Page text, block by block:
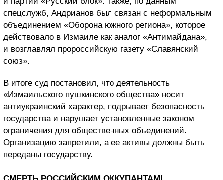
спецслужб, Андрианов был связан с неформальным
объединением «Оборона южного региона», которое
действовало в Измаиле как аналог «Антимайдана»,
и возглавлял пророссийскую газету «Славянский
союз».
В итоге суд постановил, что деятельность
«Измаильского пушкинского общества» носит
антиукраинский характер, подрывает безопасность
государства и нарушает установленные законом
ограничения для общественных объединений.
Организацию запретили, а ее активы должны быть
переданы государству.